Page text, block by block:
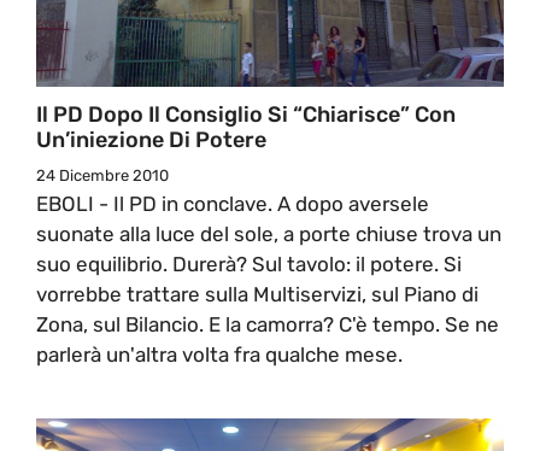
Il PD Dopo Il Consiglio Si “chiarisce” Con
Un’iniezione Di Potere
24 Dicembre 2010
EBOLI - Il PD in conclave. A dopo aversele
suonate alla luce del sole, a porte chiuse trova un
suo equilibrio. Durerà? Sul tavolo: il potere. Si
vorrebbe trattare sulla Multiservizi, sul Piano di
Zona, sul Bilancio. E la camorra? C'è tempo. Se ne
parlerà un'altra volta fra qualche mese.